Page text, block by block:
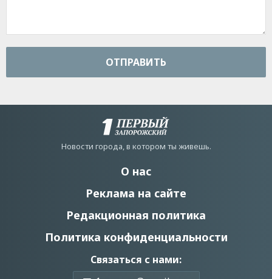
ОТПРАВИТЬ
Новости города, в котором ты живешь.
О нас
Реклама на сайте
Редакционная политика
Политика конфиденциальности
Связаться с нами: